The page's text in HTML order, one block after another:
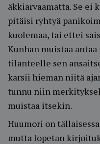
äkkiarvaamatta. Se ei
pitäisi ryhtyä
kuolemaa, tai ettei
Kunhan muistaa
tilanteelle sen
karsii hieman niitä
tunnu niin
muistaa itsekin.
Huumori on
mutta lopetan